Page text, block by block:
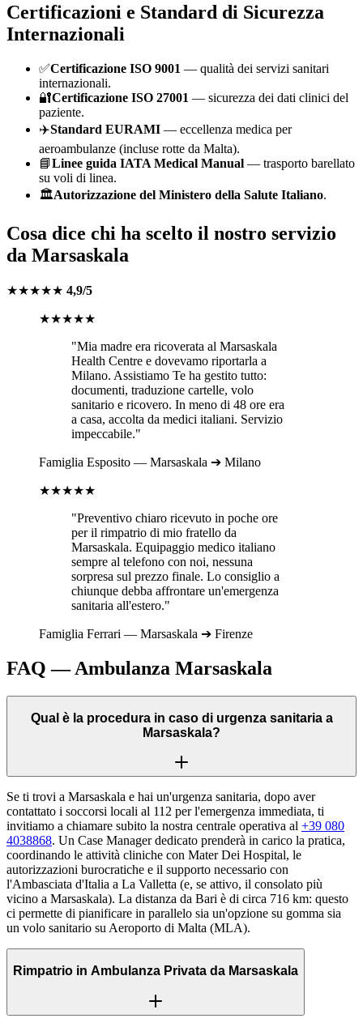
Certificazioni e Standard di Sicurezza
Internazionali
✅Certificazione ISO 9001 — qualità dei servizi sanitari
internazionali.
🔐Certificazione ISO 27001 — sicurezza dei dati clinici del
paziente.
✈️Standard EURAMI — eccellenza medica per
aeroambulanze (incluse rotte da Malta).
📘Linee guida IATA Medical Manual — trasporto barellato
su voli di linea.
🏛️Autorizzazione del Ministero della Salute Italiano.
Cosa dice chi ha scelto il nostro servizio
da Marsaskala
★★★★★ 4,9/5
★★★★★
"Mia madre era ricoverata al Marsaskala
Health Centre e dovevamo riportarla a
Milano. Assistiamo Te ha gestito tutto:
documenti, traduzione cartelle, volo
sanitario e ricovero. In meno di 48 ore era
a casa, accolta da medici italiani. Servizio
impeccabile."
Famiglia Esposito — Marsaskala ➔ Milano
★★★★★
"Preventivo chiaro ricevuto in poche ore
per il rimpatrio di mio fratello da
Marsaskala. Equipaggio medico italiano
sempre al telefono con noi, nessuna
sorpresa sul prezzo finale. Lo consiglio a
chiunque debba affrontare un'emergenza
sanitaria all'estero."
Famiglia Ferrari — Marsaskala ➔ Firenze
FAQ — Ambulanza Marsaskala
Qual è la procedura in caso di urgenza sanitaria a
Marsaskala?
Se ti trovi a Marsaskala e hai un'urgenza sanitaria, dopo aver
contattato i soccorsi locali al 112 per l'emergenza immediata, ti
invitiamo a chiamare subito la nostra centrale operativa al +39 080
4038868. Un Case Manager dedicato prenderà in carico la pratica,
coordinando le attività cliniche con Mater Dei Hospital, le
autorizzazioni burocratiche e il supporto necessario con
l'Ambasciata d'Italia a La Valletta (e, se attivo, il consolato più
vicino a Marsaskala). La distanza da Bari è di circa 716 km: questo
ci permette di pianificare in parallelo sia un'opzione su gomma sia
un volo sanitario su Aeroporto di Malta (MLA).
Rimpatrio in Ambulanza Privata da Marsaskala